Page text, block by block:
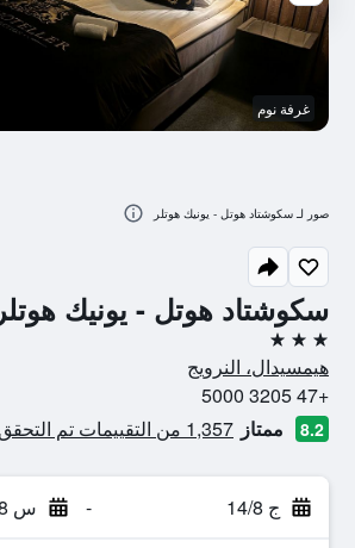
سكوشتاد هوتل - يونيك هوتلر
3 نجوم
هيمسيدال، النرويج
+47 3205 5000
8.2 ممتاز 1,357 من التقييمات تم التحقق منها
ج 14/8 - س 15/8
غرفة نوم
صور لـ سكوشتاد هوتل - يونيك هوتلر